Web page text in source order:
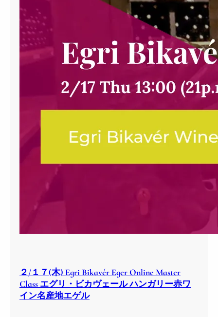
２/１７(木) Egri Bikavér Eger Online Master
Class エグリ・ビカヴェール ハンガリー赤ワ
イン名産地エゲル